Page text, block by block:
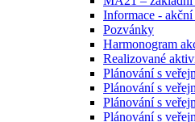
Informace -
Pozvánky
Harmonogram
Realizované
Plánování s
Plánování s
Plánování s
Plánování s